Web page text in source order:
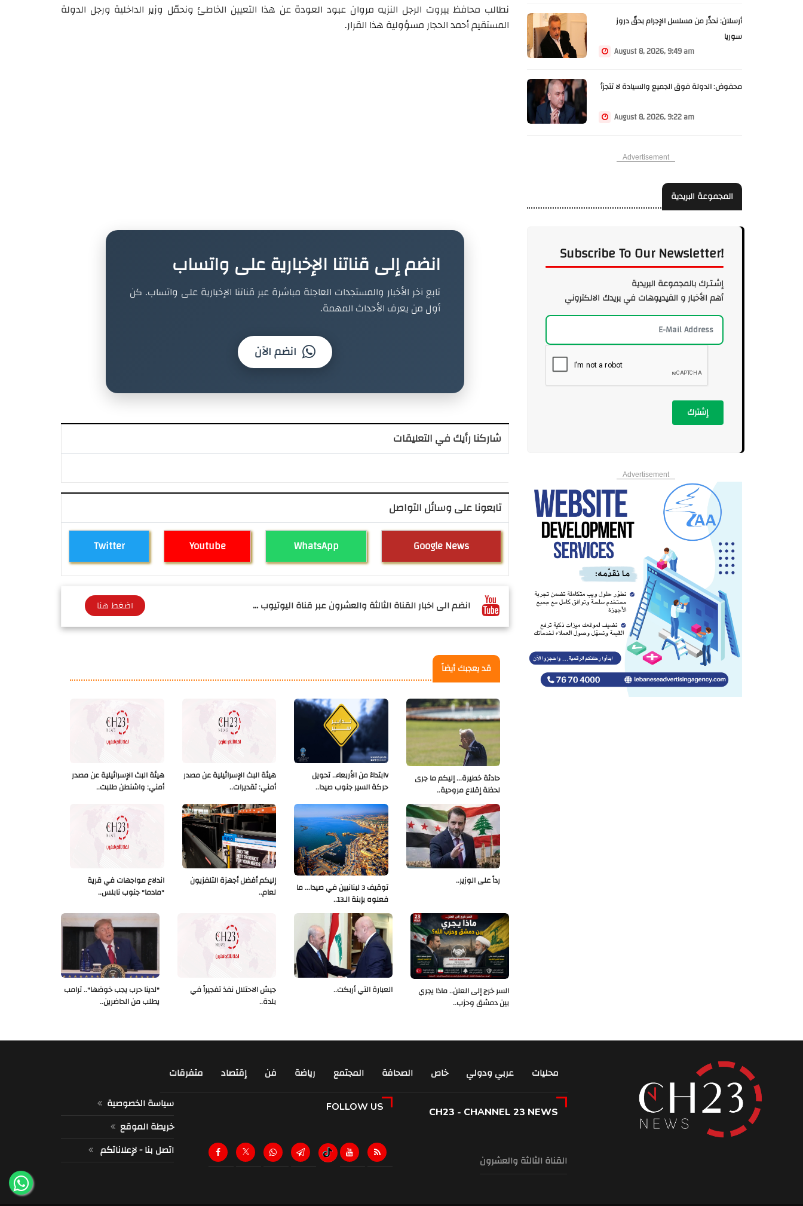
نطالب محافظ بيروت الرجل النزيه مروان عبود العودة عن هذا التعيين الخاطئ ونحمّل وزير الداخلية ورجل الدولة
المستقيم أحمد الحجار مسؤولية هذا القرار.
انضم إلى قناتنا الإخبارية على واتساب
تابع آخر الأخبار والمستجدات العاجلة مباشرة عبر قناتنا الإخبارية على واتساب. كن
أول من يعرف الأحداث المهمة.
انضم الآن
شاركنا رأيك في التعليقات
تابعونا على وسائل التواصل
Twitter Youtube WhatsApp Google News
انضم الى اخبار القناة الثالثة والعشرون عبر قناة اليوتيوب ... اضغط هنا
قد يعجبك أيضاً
هيئة البث الإسرائيلية عن مصدر
أمني: واشنطن طلبت..
هيئة البث الإسرائيلية عن مصدر
أمني: تقديرات..
Vابتداءً من الأربعاء.. تحويل
حركة السير جنوب صيدا..
حادثة خطيرة... إليكم ما جرى
لحظة إقلاع مروحية..
اندلاع مواجهات في قرية
"مادما" جنوب نابلس..
إليكم أفضل أجهزة التلفزيون
لعام..
توقيف 3 لبنانيين في صيدا... ما
فعلوه بإبنة الـ13..
رداً على الوزير..
"لدينا حرب يجب خوضها".. ترامب
يطلب من الحاضرين..
جيش الاحتلال نفذ تفجيراً في
بلدة..
العبارة التي أربكت..
السر خرج إلى العلن.. ماذا يجري
بين دمشق وحزب..
أرسلان: نحذّر من مسلسل الإجرام بحقّ دروز
سوريا
August 8, 2026, 9:49 am
محفوض: الدولة فوق الجميع والسيادة لا تتجزأ
August 8, 2026, 9:22 am
Advertisement
المجموعة البريدية
Subscribe To Our Newsletter!
إشـتـرك بالمجموعة البريدية
أهم الأخبار و الفيديوهات في بريدك الالكتروني
إشترك
Advertisement
متفرقات إقتصاد فن رياضة المجتمع الصحافة خاص عربي ودولي
محليات
سياسة الخصوصية
خريطة الموقع
اتصل بنا - لإعلاناتكم
FOLLOW US CH23 - CHANNEL 23 NEWS
القناة الثالثة والعشرون